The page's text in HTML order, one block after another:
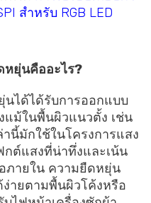
สำหรับ RGB LED
หยุ่นคืออะไร?
ได้ได้รับการออกแบบ
แม้ในพื้นผิวแนวตั้ง เช่น
นี้มักใช้ในโครงการแสง
กต์แสงที่น่าทึ่งและเน้น
ภายใน ความยืดหยุ่น
ายตามพื้นผิวโค้งหรือ